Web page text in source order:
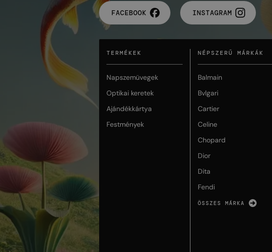
FACEBOOK INSTAGRAM
TERMÉKEK
Napszemüvegek
Optikai keretek
Ajándékkártya
Festmények
NÉPSZERŰ MÁRKÁK
Balmain
Bvlgari
Cartier
Celine
Chopard
Dior
Dita
Fendi
ÖSSZES MÁRKA